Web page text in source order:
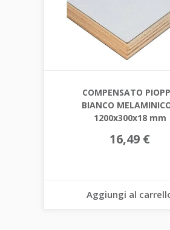
COMPENSATO
BIANCO
1200x300x18 mm
16,49 €
Aggiungi al